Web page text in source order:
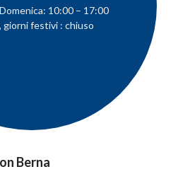
10:00 – 17:00
giorni festivi : chiuso
Berna